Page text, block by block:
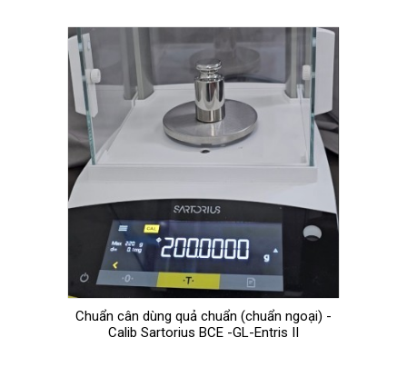
Chuẩn cân dùng quả chuẩn (chuẩn ngoại) -
Calib Sartorius BCE -GL-Entris II